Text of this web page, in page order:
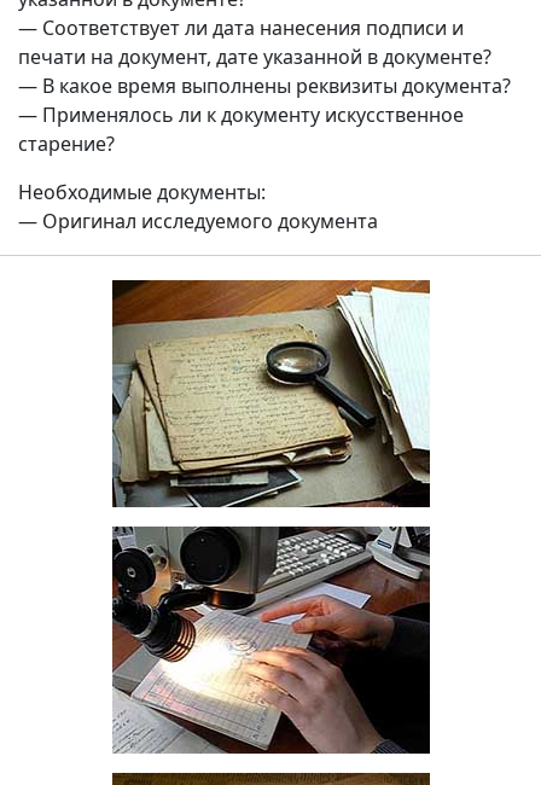
— Соответствует ли дата нанесения подписи и
печати на документ, дате указанной в документе?
— В какое время выполнены реквизиты документа?
— Применялось ли к документу искусственное
старение?
Необходимые документы:
— Оригинал исследуемого документа